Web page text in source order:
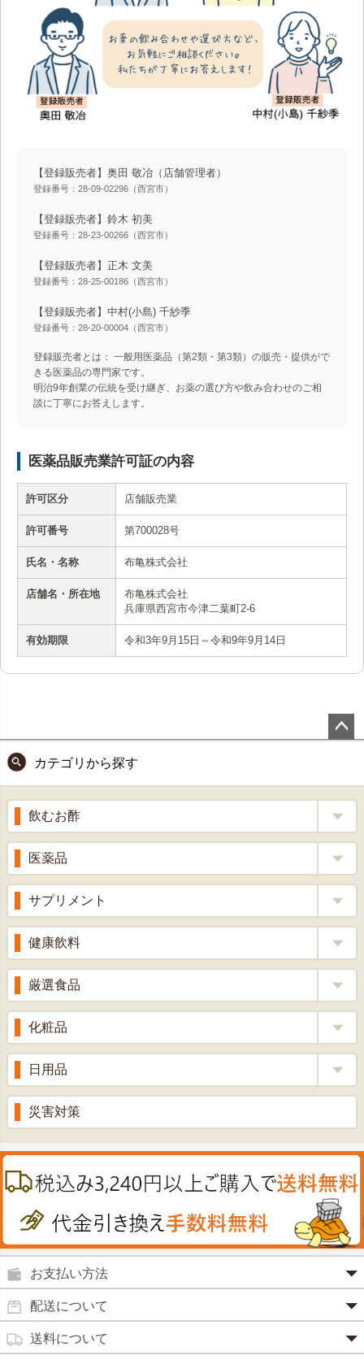
【登録販売者】奥田 敬冶 （店舗管理者）
登録番号：28-09-02296（西宮市）
【登録販売者】鈴木 初美
登録番号：28-23-00266（西宮市）
【登録販売者】正木 文美
登録番号：28-25-00186（西宮市）
【登録販売者】中村(小島) 千紗季
登録番号：28-20-00004（西宮市）
登録販売者とは： 一般用医薬品（第2類・第3類）の販売・提供がで
きる医薬品の専門家です。
明治9年創業の伝統を受け継ぎ、お薬の選び方や飲み合わせのご相
談に丁寧にお答えします。
医薬品販売業許可証の内容
許可区分 店舗販売業
許可番号 第700028号
氏名・名称 布亀株式会社
店舗名・所在地
布亀株式会社
兵庫県西宮市今津二葉町2-6
有効期限 令和3年9月15日～令和9年9月14日
ップ
へ
カテゴリから探す
飲むお酢
補酵素のちから
くろ酢
りんご酢
ざくろ酢
梅酢
医薬品
風邪薬
胃腸薬
整腸薬
解熱鎮痛剤
せきどめ
滋養強壮
消炎鎮痛剤
肌・皮膚のお薬
絆創膏
殺菌消毒液
鼻炎薬
サプリメント
ウコン
乳酸菌
ローヤルゼリー
牡蠣エキス
プロポリス
プラセンタ
肝油
鉄
ノコギリヤシ
グルコサミン
田七人参
イチョウ葉
カルシウム
健康飲料
健康茶
漢方茶
青汁・豆乳
甘酒
健康ドリンク
厳選食品
もち麦・十六穀米
生姜
丼の素
のど飴
うどん・そば
喜多方ラーメン
カレー・シチュー
化粧品
美容品
スキンクリーム＆美容パック
ウオッシュ＆ソープ
日用品
入浴剤
災害対策
お支払い方法
クレジットカード(1 回払いのみ)
SSL 認証で暗号化処理していますので、 安心して
ご利用いただけます。
配送について
商品は日本郵便にて発送致します。
通常2～4営業日以内に発送致します。 メーカー取り寄せ商
送料について